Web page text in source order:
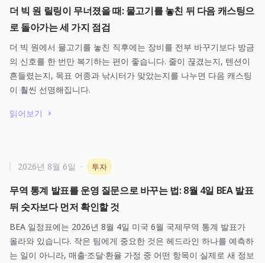
더 빅 원 릴링이 무너졌을 때: 물고기를 놓친 뒤 다음 캐스팅으
로 돌아가는 세 가지 점검
더 빅 원에서 물고기를 놓친 직후에는 장비를 전부 바꾸기보다 방금
의 신호를 한 번만 복기하는 편이 좋습니다. 줄이 끊겼는지, 텐션이
흔들렸는지, 목표 어종과 낚시터가 맞았는지를 나누면 다음 캐스팅
이 훨씬 선명해집니다.
읽어보기
무역 통계 발표를 운영 질문으로 바꾸는 법: 8월 4일 BEA 발표
뒤 숫자보다 먼저 확인할 것
2026년 8월 6일 · 투자
BEA 일정표에는 2026년 8월 4일 미국 6월 국제무역 통계 발표가
올라와 있습니다. 작은 팀에게 중요한 것은 헤드라인 하나를 예측하
는 일이 아니라, 매출·조달·환율 가정 중 어떤 항목이 실제로 새 정보